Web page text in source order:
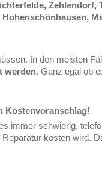
Zehlendorf,
In den meisten
werden. Ganz egal ob
Kostenvoranschlag!
immer schwierig,
kosten wird.